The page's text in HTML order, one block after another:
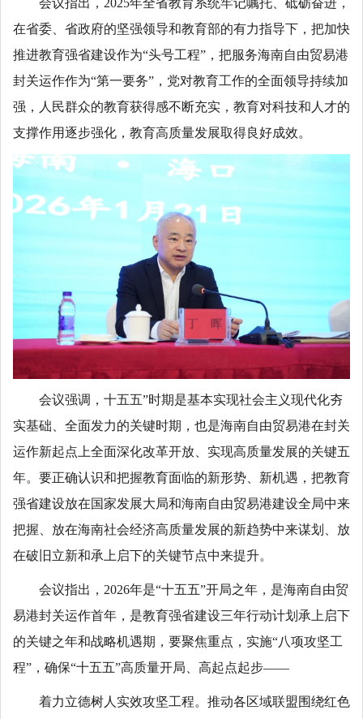
会议指出，2025年全省教育系统牢记嘱托、砥砺奋进，
在省委、省政府的坚强领导和教育部的有力指导下，把加快
推进教育强省建设作为“头号工程”，把服务海南自由贸易港
封关运作作为“第一要务”，党对教育工作的全面领导持续加
强，人民群众的教育获得感不断充实，教育对科技和人才的
支撑作用逐步强化，教育高质量发展取得良好成效。
会议强调，十五五”时期是基本实现社会主义现代化夯
实基础、全面发力的关键时期，也是海南自由贸易港在封关
运作新起点上全面深化改革开放、实现高质量发展的关键五
年。要正确认识和把握教育面临的新形势、新机遇，把教育
强省建设放在国家发展大局和海南自由贸易港建设全局中来
把握、放在海南社会经济高质量发展的新趋势中来谋划、放
在破旧立新和承上启下的关键节点中来提升。
会议指出，2026年是“十五五”开局之年，是海南自由贸
易港封关运作首年，是教育强省建设三年行动计划承上启下
的关键之年和战略机遇期，要聚焦重点，实施“八项攻坚工
程”，确保“十五五”高质量开局、高起点起步——
着力立德树人实效攻坚工程。推动各区域联盟围绕红色